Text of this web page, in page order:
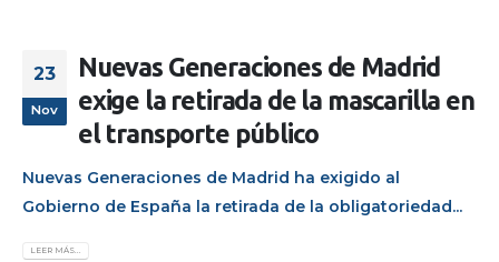
23
Nov
Nuevas Generaciones de Madrid
exige la retirada de la mascarilla en
el transporte público
Nuevas Generaciones de Madrid ha exigido al
Gobierno de España la retirada de la obligatoriedad...
LEER MÁS...